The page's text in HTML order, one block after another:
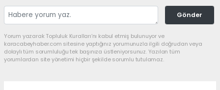
Gönder
Yorum yazarak Topluluk Kuralları’nı kabul etmiş bulunuyor ve
karacabeyhaber.com sitesine yaptığınız yorumunuzla ilgili doğrudan veya
dolaylı tüm sorumluluğu tek başınıza üstleniyorsunuz. Yazılan tüm
yorumlardan site yönetimi hiçbir şekilde sorumlu tutulamaz.